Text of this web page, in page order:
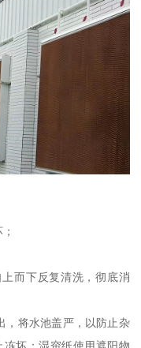
而下反复清洗，彻底消
，将水池盖严，以防止杂